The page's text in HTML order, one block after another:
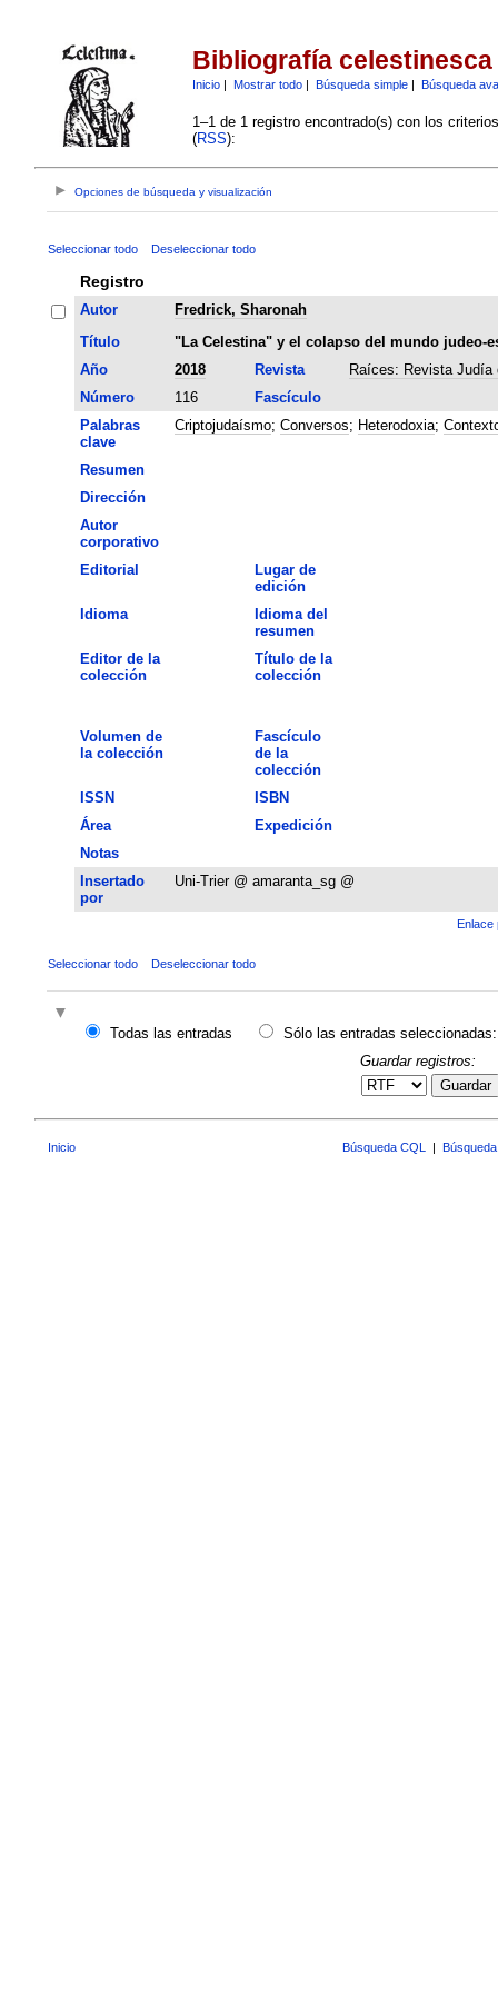
Bibliografía celestinesca
Inicio| Mostrar todo| Búsqueda simple| Búsqueda
1–1 de 1 registro encontrado(s) con los
(RSS):
Opciones de búsqueda y visualización
Seleccionar todo Deseleccionar todo
Registro
Autor
Fredrick, Sharonah
Título
"La Celestina" y el colapso del mundo judeo-
Año
2018 Revista
Raíces: Revista Judía
Número
116
Fascículo
Palabras
clave
Criptojudaísmo; Conversos; Heterodoxia;
Resumen
Dirección
Autor
corporativo
Editorial
Lugar de
edición
Idioma
Idioma del
resumen
Editor de la
colección
Título de la
colección
Volumen de
la colección
Fascículo
de la
colección
ISSN
ISBN
Área
Expedición
Notas
Insertado
por
Uni-Trier @ amaranta_sg @
Enlace
Seleccionar todo Deseleccionar todo
Todas las entradas
Sólo las entradas seleccionadas:
Guardar registros:
Guardar
Inicio Búsqueda CQL